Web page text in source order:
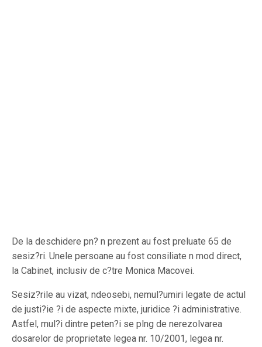
De la deschidere pn? n prezent au fost preluate 65 de
sesiz?ri. Unele persoane au fost consiliate n mod direct,
la Cabinet, inclusiv de c?tre Monica Macovei.
Sesiz?rile au vizat, ndeosebi, nemul?umiri legate de actul
de justi?ie ?i de aspecte mixte, juridice ?i administrative.
Astfel, mul?i dintre peten?i se plng de nerezolvarea
dosarelor de proprietate legea nr. 10/2001, legea nr.